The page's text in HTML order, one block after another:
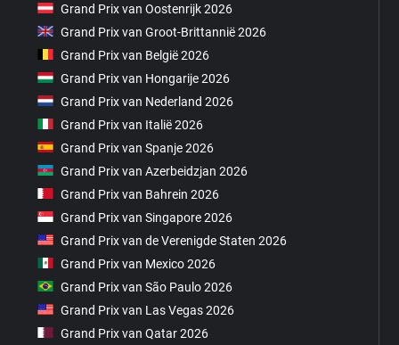
Grand Prix van Oostenrijk 2026
Grand Prix van Groot-Brittannië 2026
Grand Prix van België 2026
Grand Prix van Hongarije 2026
Grand Prix van Nederland 2026
Grand Prix van Italië 2026
Grand Prix van Spanje 2026
Grand Prix van Azerbeidzjan 2026
Grand Prix van Bahrein 2026
Grand Prix van Singapore 2026
Grand Prix van de Verenigde Staten 2026
Grand Prix van Mexico 2026
Grand Prix van São Paulo 2026
Grand Prix van Las Vegas 2026
Grand Prix van Qatar 2026